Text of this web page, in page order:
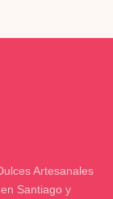
Artesanales
Santiago y